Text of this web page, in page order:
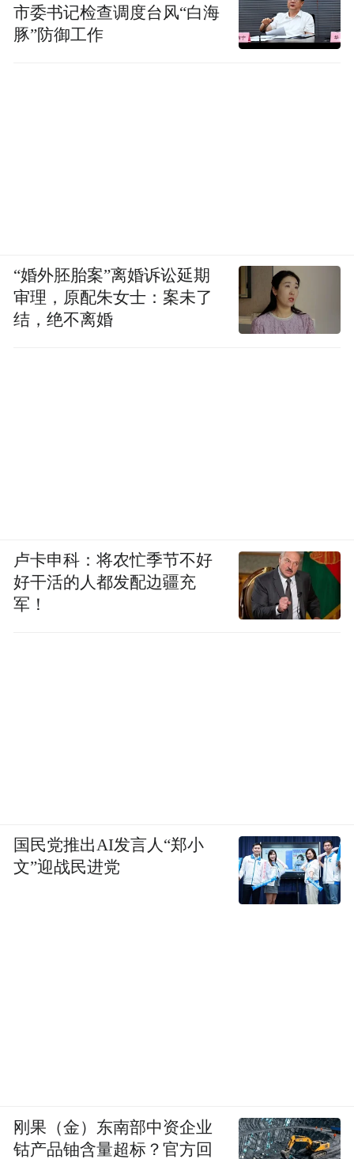
市委书记检查调度台风“白海
豚”防御工作
“婚外胚胎案”离婚诉讼延期
审理，原配朱女士：案未了
结，绝不离婚
卢卡申科：将农忙季节不好
好干活的人都发配边疆充
军！
国民党推出AI发言人“郑小
文”迎战民进党
刚果（金）东南部中资企业
钴产品铀含量超标？官方回